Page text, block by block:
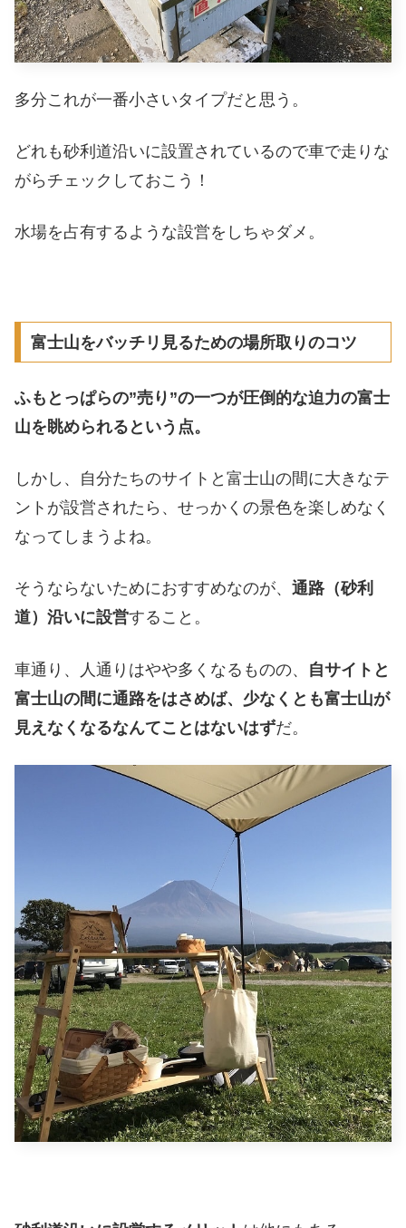
多分これが一番小さいタイプだと思う。
どれも砂利道沿いに設置されているので車で走りな
がらチェックしておこう！
水場を占有するような設営をしちゃダメ。
富士山をバッチリ見るための場所取りのコツ
ふもとっぱらの”売り”の一つが圧倒的な迫力の富士
山を眺められるという点。
しかし、自分たちのサイトと富士山の間に大きなテ
ントが設営されたら、せっかくの景色を楽しめなく
なってしまうよね。
そうならないためにおすすめなのが、 通路（砂利
道）沿いに設営すること。
車通り、人通りはやや多くなるものの、 自サイトと
富士山の間に通路をはさめば、少なくとも富士山が
見えなくなるなんてことはないはずだ。